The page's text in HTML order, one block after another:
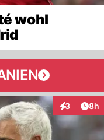
wohl
3 8h